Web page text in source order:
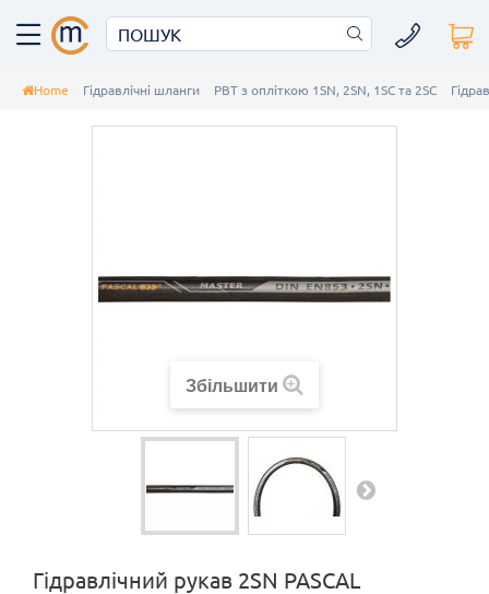
Home Гідравлічні шланги РВТ з опліткою 1SN, 2SN, 1SC та 2SC
Збільшити
Гідравлічний рукав 2SN PASCAL